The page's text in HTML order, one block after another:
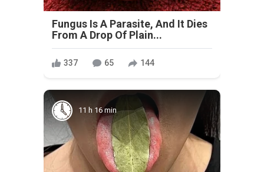
Fungus Is A Parasite, And It Dies
From A Drop Of Plain...
337 65 144
11 h 16 min